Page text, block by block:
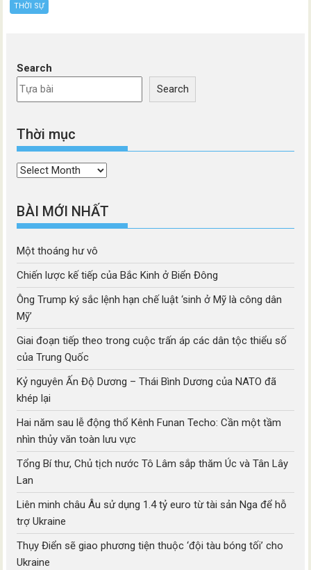
THỜI SỰ
Search
Search
Thời mục
Thời
BÀI MỚI NHẤT
Một thoáng hư vô
Chiến lược kế tiếp của Bắc Kinh ở Biển Đông
Ông Trump ký sắc lệnh hạn chế luật ‘sinh ở Mỹ là công dân
Mỹ’
Giai đoạn tiếp theo trong cuộc trấn áp các dân tộc thiểu số
của Trung Quốc
Kỷ nguyên Ấn Độ Dương – Thái Bình Dương của NATO đã
khép lại
Hai năm sau lễ động thổ Kênh Funan Techo: Cần một tầm
nhìn thủy văn toàn lưu vực
Tổng Bí thư, Chủ tịch nước Tô Lâm sắp thăm Úc và Tân Lây
Lan
Liên minh châu Âu sử dụng 1.4 tỷ euro từ tài sản Nga để hỗ
trợ Ukraine
Thụy Điển sẽ giao phương tiện thuộc ‘đội tàu bóng tối’ cho
Ukraine